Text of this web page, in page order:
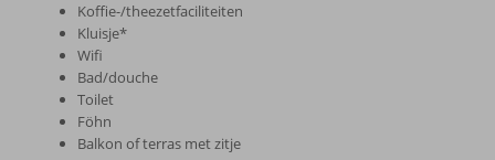
Koffie-/theezetfaciliteiten
Kluisje*
Wifi
Bad/douche
Toilet
Föhn
Balkon of terras met zitje